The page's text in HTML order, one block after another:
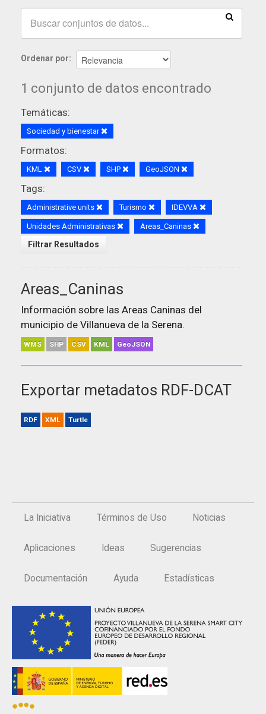
Ordenar por
1 conjunto de datos encontrado
Temáticas:
Sociedad y bienestar
Formatos:
KML CSV SHP GeoJSON
Tags:
Administrative units Turismo IDEVVA
Unidades Administrativas Areas_Caninas
Filtrar Resultados
Areas_Caninas
Información sobre las Areas Caninas del
municipio de Villanueva de la Serena.
WMS SHP CSV KML GeoJSON
Exportar metadatos RDF-DCAT
RDF XML Turtle
La Iniciativa Términos de Uso Noticias
Aplicaciones Ideas Sugerencias
Documentación Ayuda Estadísticas